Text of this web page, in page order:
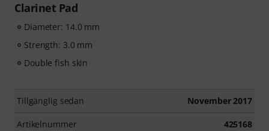
Clarinet Pad
Diameter: 14.0 mm
Strength: 3.0 mm
Double fish skin
Tillgänglig sedan November 2017
Artikelnummer 425168